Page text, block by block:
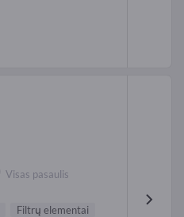
Visas pasaulis
Filtrų elementai